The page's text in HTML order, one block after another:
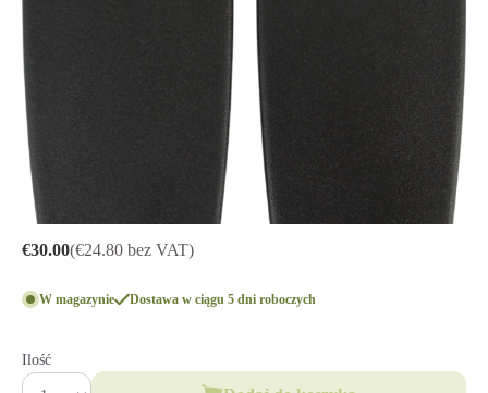
€30.00(€24.80 bez VAT)
W magazynie Dostawa w ciągu 5 dni roboczych
Ilość